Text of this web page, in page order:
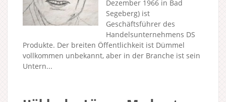
Dezember 1966 in Bad
Segeberg) ist
Geschäftsführer des
Handelsunternehmens DS
Produkte. Der breiten Öffentlichkeit ist Dümmel
vollkommen unbekannt, aber in der Branche ist sein
Untern...